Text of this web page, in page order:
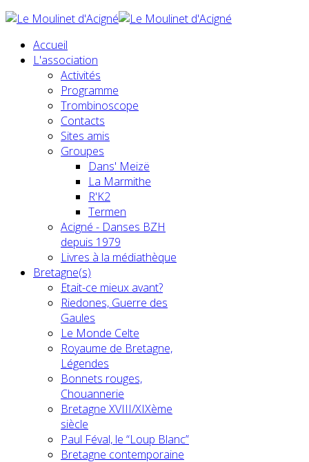
Accueil
L'association
Activités
Programme
Trombinoscope
Contacts
Sites amis
Groupes
Dans' Meizë
La Marmithe
R'K2
Termen
Acigné - Danses BZH
depuis 1979
Livres à la médiathèque
Bretagne(s)
Etait-ce mieux avant?
Riedones, Guerre des
Gaules
Le Monde Celte
Royaume de Bretagne,
Légendes
Bonnets rouges,
Chouannerie
Bretagne XVIII/XIXème
siècle
Paul Féval, le “Loup Blanc”
Bretagne contemporaine